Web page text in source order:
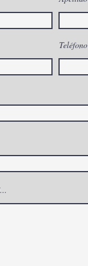
23D – Tecnología
para
sin
Teléfono